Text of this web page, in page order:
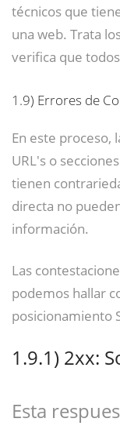
técnicos que
una web. Trata
verifica que
1.9) Errores de
En este proceso,
URL's o
tienen
directa no
información.
Las
podemos hallar
posicionamiento
1.9.1) 2xx:
Esta